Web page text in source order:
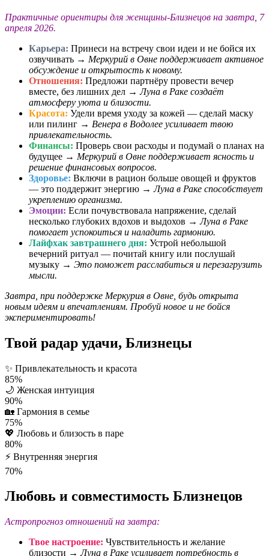
Практичные ориентиры для женщины-Близнецов на завтра, 7
апреля 2026.
Карьера: Принеси на встречу свои идеи и не бойся их
озвучивать → Меркурий в Овне поддерживает активное
обсуждение и открытость к новому.
Отношения: Предложи партнёру провести вечер
вместе, без лишних дел →Луна в Раке создаёт
атмосферу уюта и близости.
Красота: Удели время уходу за кожей — сделай маску
или пилинг → Венера в Водолее усиливает твою
привлекательность.
Финансы: Проверь свои расходы и подумай о планах на
будущее → Меркурий в Овне поддерживает ясность и
решение финансовых вопросов.
Здоровье: Включи в рацион больше овощей и фруктов
— это поддержит энергию →Луна в Раке способствует
укреплению организма.
Эмоции: Если почувствовала напряжение, сделай
несколько глубоких вдохов и выдохов →Луна в Раке
помогает успокоиться и наладить гармонию.
Лайфхак завтрашнего дня: Устрой небольшой
вечерний ритуал — почитай книгу или послушай
музыку → Это поможет расслабиться и перезагрузить
мысли.
Завтра, при поддержке Меркурия в Овне, будь открыта
новым идеям и впечатлениям. Пробуй новое и не бойся
экспериментировать!
Твой радар удачи, Близнецы
✨ Привлекательность и красота
85%
🌙 Женская интуиция
90%
🏡 Гармония в семье
75%
💖 Любовь и близость в паре
80%
⚡ Внутренняя энергия
70%
Любовь и совместимость Близнецов
Астропрогноз отношений на завтра:
Твое настроение: Чувствительность и желание
близости →Луна в Раке усиливает потребность в